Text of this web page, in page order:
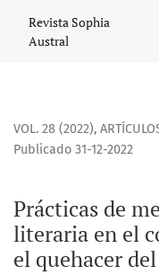
Prácticas de
Revista Sophia
Austral
VOL. 28 (2022),
Prácticas de
literaria en el
el quehacer
Publicado 31-12-2022